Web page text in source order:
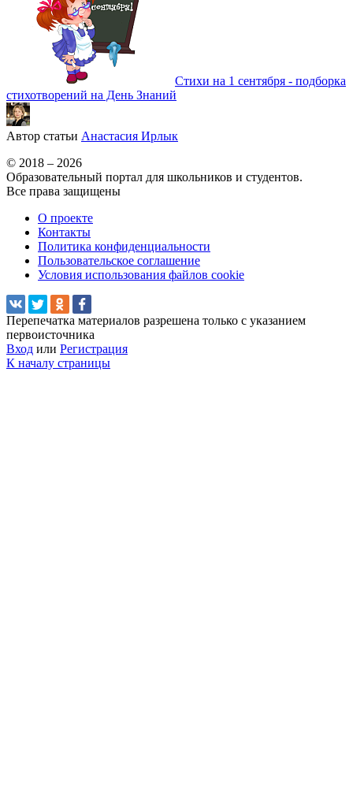
Стихи на 1 сентября - подборка
стихотворений на День Знаний
Автор статьи Анастасия Ирлык
© 2018 – 2026
Образовательный портал для школьников и студентов.
Все права защищены
О проекте
Контакты
Политика конфиденциальности
Пользовательское соглашение
Условия использования файлов cookie
Перепечатка материалов разрешена только с указанием
первоисточника
Вход или Регистрация
К началу страницы